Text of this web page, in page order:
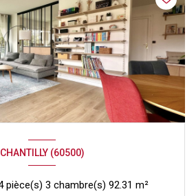
CHANTILLY (60500)
Appartement 4 pièce(s) 3 chambre(s) 92.31 m²